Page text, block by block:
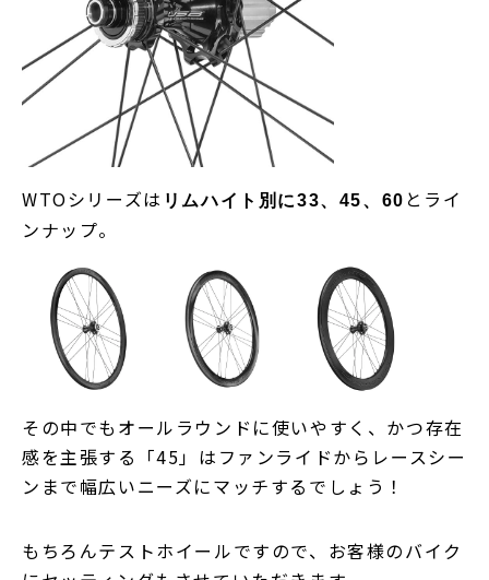
WTOシリーズは リムハイト別に33、45、60 とライ
ンナップ。
その中でもオールラウンドに使いやすく、かつ存在
感を主張する「45」はファンライドからレースシー
ンまで幅広いニーズにマッチするでしょう！
もちろんテストホイールですので、お客様のバイク